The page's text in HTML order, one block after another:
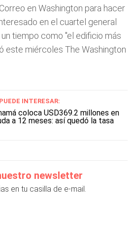
en Washington para hacer
en el cuartel general
tiempo como "el edificio más
este miércoles The Washington
INTERESAR:
coloca USD369.2 millones en
a 12 meses: así quedó la tasa
newsletter
en tu casilla de e-mail.